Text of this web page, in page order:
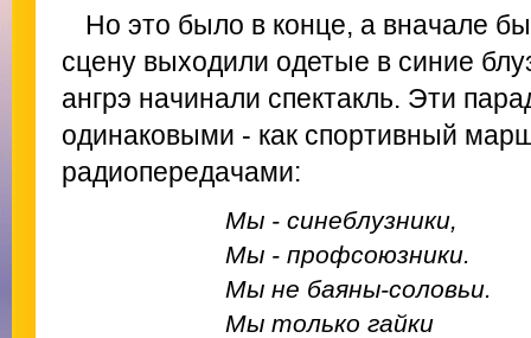
Но это было в конце, а вначале
сцену выходили одетые в синие
ангрэ начинали спектакль. Эти
одинаковыми - как спортивный
радиопередачами:
Мы - синеблузники,
Мы - профсоюзники.
Мы не баяны-соловьи.
Мы только гайки